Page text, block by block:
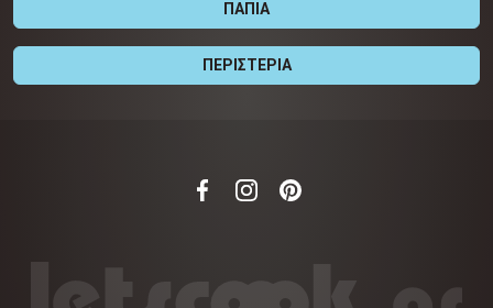
ΠΑΠΙΑ
ΠΕΡΙΣΤΕΡΙΑ